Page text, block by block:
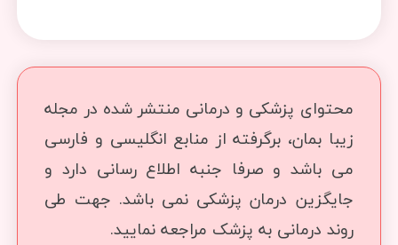
محتوای پزشکی و درمانی منتشر شده در مجله
زیبا بمان، برگرفته از منابع انگلیسی و فارسی
می باشد و صرفا جنبه اطلاع رسانی دارد و
جایگزین درمان پزشکی نمی باشد. جهت طی
روند درمانی به پزشک مراجعه نمایید.